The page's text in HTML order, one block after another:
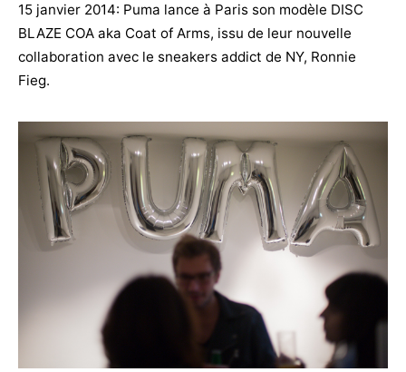
15 janvier 2014: Puma lance à Paris son modèle DISC
BLAZE COA aka Coat of Arms, issu de leur nouvelle
collaboration avec le sneakers addict de NY, Ronnie
Fieg.